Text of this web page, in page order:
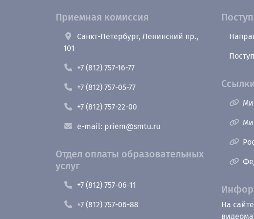
Приемная комиссия
Санкт-Петербург, Ленинский пр.,
101
+7 (812) 757-16-77
+7 (812) 757-05-77
+7 (812) 757-22-00
e-mail: priem@smtu.ru
Отдел оплаты образовательных
услуг
+7 (812) 757-06-11
+7 (812) 757-06-88
Ссылки
На